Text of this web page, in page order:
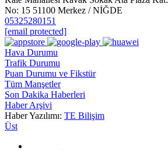
No: 15 51100 Merkez / NİĞDE
05325280151
[email protected]
Hava Durumu
Trafik Durumu
Puan Durumu ve Fikstür
Tüm Manşetler
Son Dakika Haberleri
Haber Arşivi
Haber Yazılımı: TE Bilişim
Üst